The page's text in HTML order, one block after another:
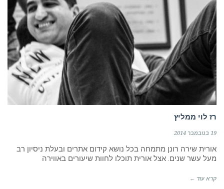
רז לוי ממליץ
19 בנובמבר 2014
אורית שירה רונן מתמחה בכל נושא קידום אתרים ובעלת ניסיון רב
מעל עשר שנים. אצל אורית תוכלו לחוות שיעורים באווירה
קרא עוד ←